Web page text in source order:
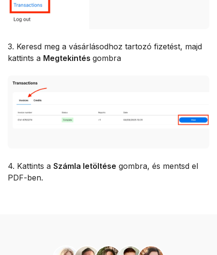
3. Keresd meg a vásárlásodhoz tartozó fizetést, majd
kattints a Megtekintés gombra
4. Kattints a Számla letöltése gombra, és mentsd el
PDF-ben.